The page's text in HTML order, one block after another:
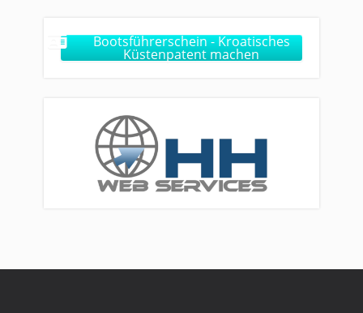
Bootsführerschein - Kroatisches
Küstenpatent machen